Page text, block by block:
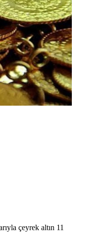
çeyrek altın 11